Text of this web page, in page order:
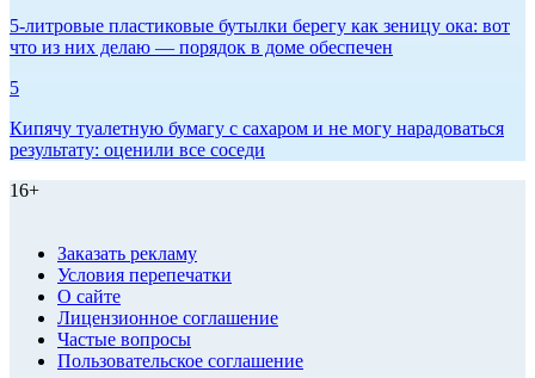
5-литровые пластиковые бутылки берегу как зеницу ока: вот
что из них делаю — порядок в доме обеспечен
5
Кипячу туалетную бумагу с сахаром и не могу нарадоваться
результату: оценили все соседи
16+
Заказать рекламу
Условия перепечатки
О сайте
Лицензионное соглашение
Частые вопросы
Пользовательское соглашение